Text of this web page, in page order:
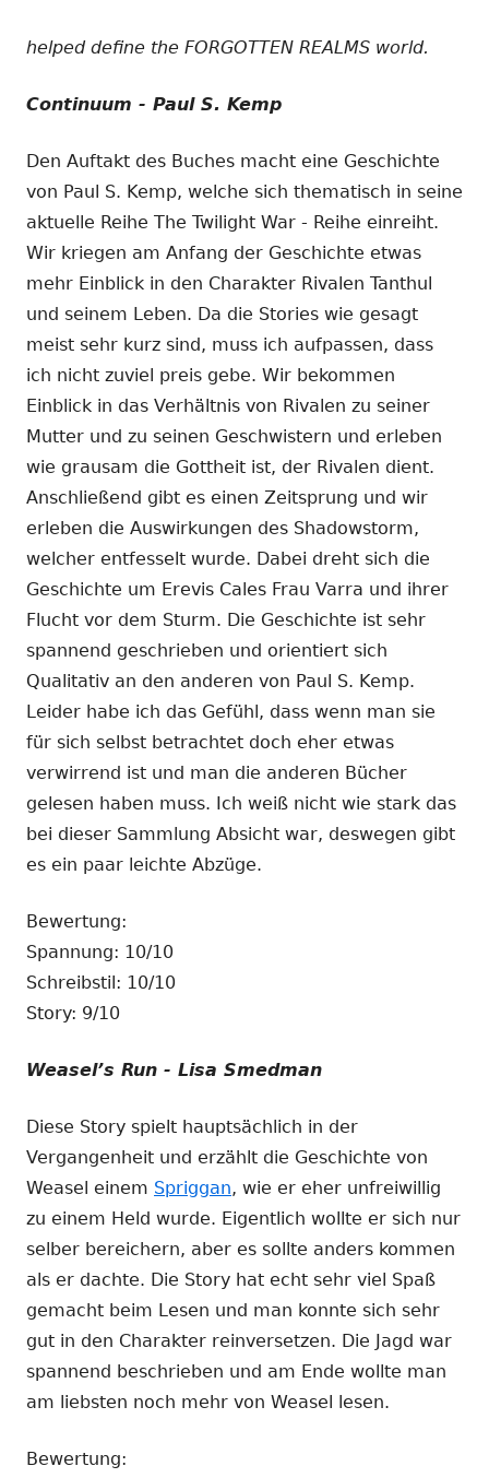
helped define the FORGOTTEN REALMS world.
Continuum - Paul S. Kemp
Den Auftakt des Buches macht eine Geschichte
von Paul S. Kemp, welche sich thematisch in seine
aktuelle Reihe The Twilight War - Reihe einreiht.
Wir kriegen am Anfang der Geschichte etwas
mehr Einblick in den Charakter Rivalen Tanthul
und seinem Leben. Da die Stories wie gesagt
meist sehr kurz sind, muss ich aufpassen, dass
ich nicht zuviel preis gebe. Wir bekommen
Einblick in das Verhältnis von Rivalen zu seiner
Mutter und zu seinen Geschwistern und erleben
wie grausam die Gottheit ist, der Rivalen dient.
Anschließend gibt es einen Zeitsprung und wir
erleben die Auswirkungen des Shadowstorm,
welcher entfesselt wurde. Dabei dreht sich die
Geschichte um Erevis Cales Frau Varra und ihrer
Flucht vor dem Sturm. Die Geschichte ist sehr
spannend geschrieben und orientiert sich
Qualitativ an den anderen von Paul S. Kemp.
Leider habe ich das Gefühl, dass wenn man sie
für sich selbst betrachtet doch eher etwas
verwirrend ist und man die anderen Bücher
gelesen haben muss. Ich weiß nicht wie stark das
bei dieser Sammlung Absicht war, deswegen gibt
es ein paar leichte Abzüge.
Bewertung:
Spannung: 10/10
Schreibstil: 10/10
Story: 9/10
Weasel’s Run - Lisa Smedman
Diese Story spielt hauptsächlich in der
Vergangenheit und erzählt die Geschichte von
Weasel einem Spriggan, wie er eher unfreiwillig
zu einem Held wurde. Eigentlich wollte er sich nur
selber bereichern, aber es sollte anders kommen
als er dachte. Die Story hat echt sehr viel Spaß
gemacht beim Lesen und man konnte sich sehr
gut in den Charakter reinversetzen. Die Jagd war
spannend beschrieben und am Ende wollte man
am liebsten noch mehr von Weasel lesen.
Bewertung: